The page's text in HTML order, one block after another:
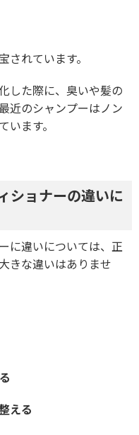
れています。
した際に、臭いや髪の
近のシャンプーはノン
ます。
ショナーの違いに
に違いについては、正
きな違いはありませ
える